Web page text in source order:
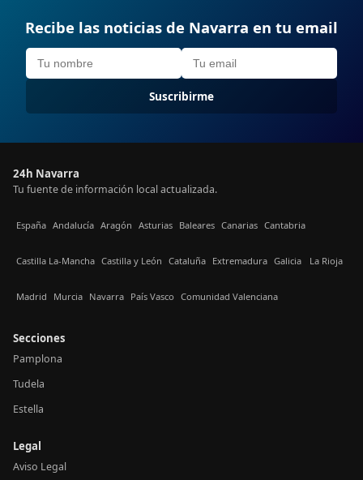
Recibe las noticias de Navarra en tu email
Suscribirme
24h Navarra
Tu fuente de información local actualizada.
España Andalucía Aragón Asturias Baleares Canarias Cantabria
Castilla La-Mancha Castilla y León Cataluña Extremadura Galicia La Rioja
Madrid Murcia Navarra País Vasco Comunidad Valenciana
Secciones
Pamplona
Tudela
Estella
Legal
Aviso Legal